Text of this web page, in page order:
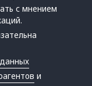
с мнением
и